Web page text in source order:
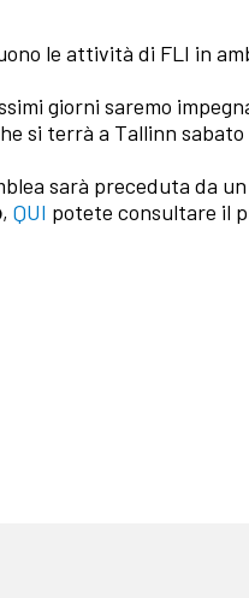
le attività di FLI in
giorni saremo
si terrà a Tallinn sabato
sarà preceduta da un
,QUI potete consultare il